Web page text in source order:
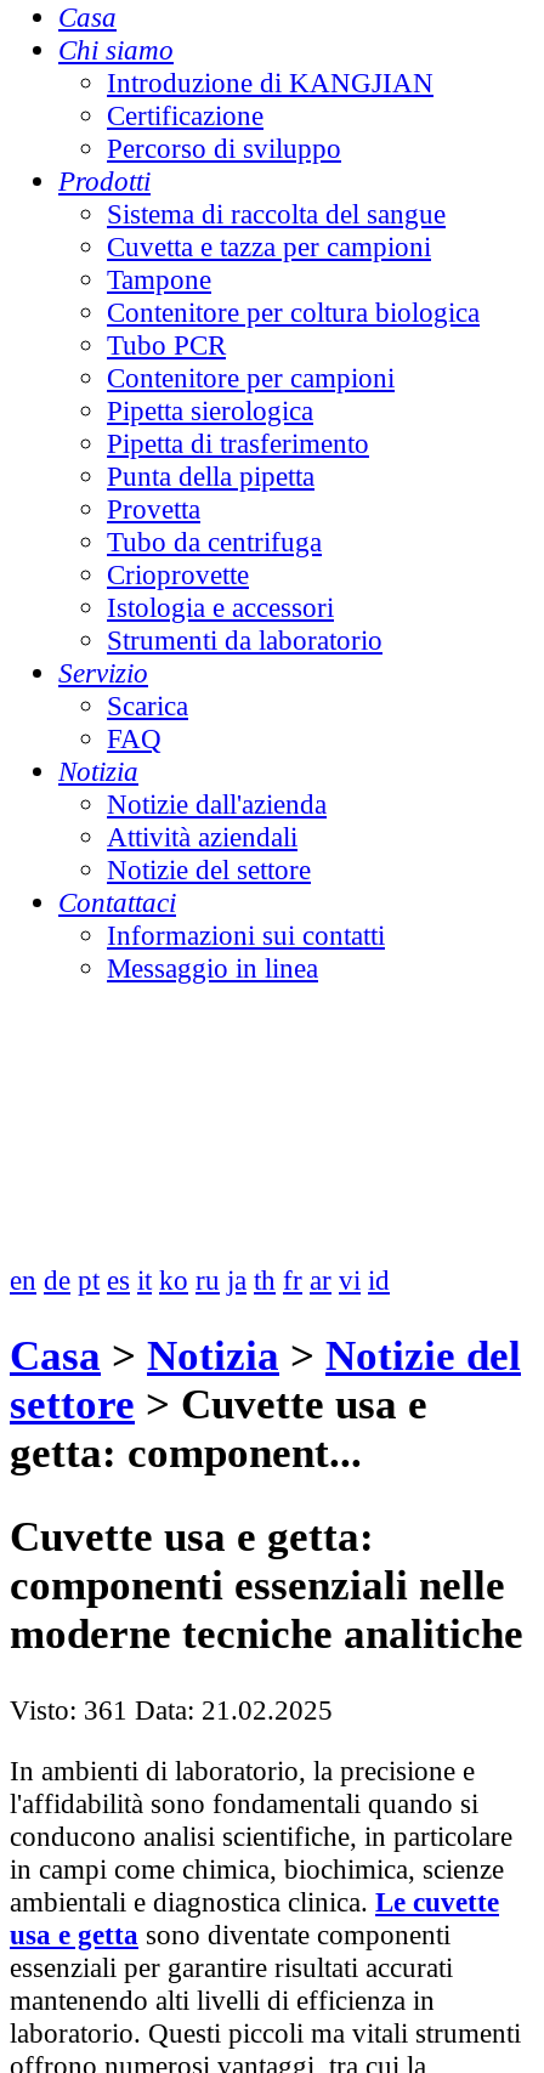
Casa
Chi siamo
Introduzione di KANGJIAN
Certificazione
Percorso di sviluppo
Prodotti
Sistema di raccolta del sangue
Cuvetta e tazza per campioni
Tampone
Contenitore per coltura biologica
Tubo PCR
Contenitore per campioni
Pipetta sierologica
Pipetta di trasferimento
Punta della pipetta
Provetta
Tubo da centrifuga
Crioprovette
Istologia e accessori
Strumenti da laboratorio
Servizio
Scarica
FAQ
Notizia
Notizie dall'azienda
Attività aziendali
Notizie del settore
Contattaci
Informazioni sui contatti
Messaggio in linea
en de pt es it ko ru ja th fr ar vi id
Casa > Notizia > Notizie del
settore > Cuvette usa e
getta: component...
Cuvette usa e getta:
componenti essenziali nelle
moderne tecniche analitiche
Visto: 361 Data: 21.02.2025
In ambienti di laboratorio, la precisione e
l'affidabilità sono fondamentali quando si
conducono analisi scientifiche, in particolare
in campi come chimica, biochimica, scienze
ambientali e diagnostica clinica. Le cuvette
usa e getta sono diventate componenti
essenziali per garantire risultati accurati
mantenendo alti livelli di efficienza in
laboratorio. Questi piccoli ma vitali strumenti
offrono numerosi vantaggi, tra cui la